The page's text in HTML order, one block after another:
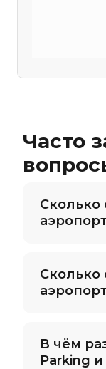
Часто
Сколько
Сколько
В чём
Parking